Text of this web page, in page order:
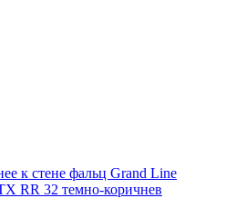
к стене фальц Grand Line
RR 32 темно-коричнев